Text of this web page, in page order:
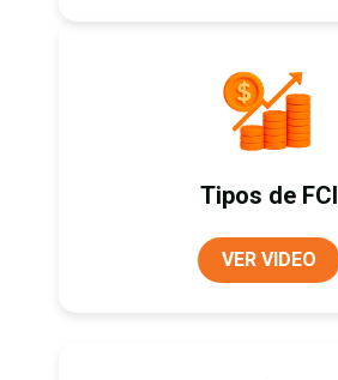
Tipos de FCI
VER VIDEO